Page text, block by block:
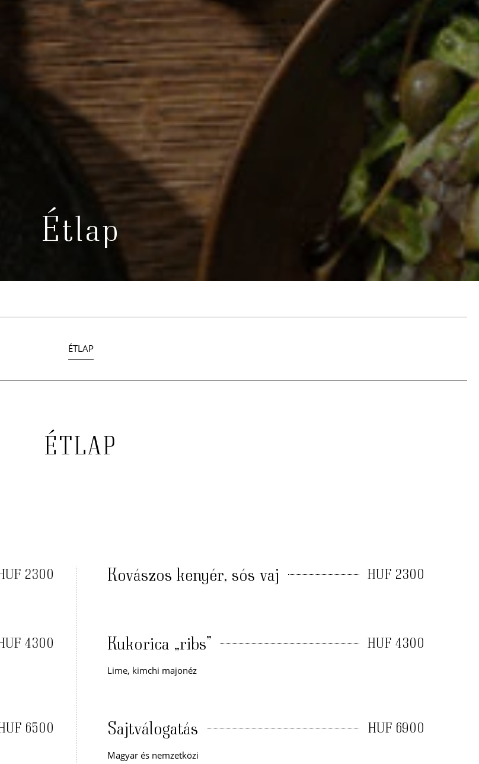
Étlap
ÉTLAP
ÉTLAP
2300 Kovászos kenyér, sós vaj HUF 2300
4300 Kukorica „ribs” HUF 4300
Lime, kimchi majonéz
6500 Sajtválogatás HUF 6900
Magyar és nemzetközi